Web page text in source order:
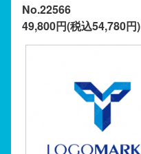
No.22566
49,800円(税込54,780円)